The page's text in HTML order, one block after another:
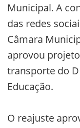
Municipal. A
das redes
Câmara
aprovou
transporte do
Educação.
O reajuste